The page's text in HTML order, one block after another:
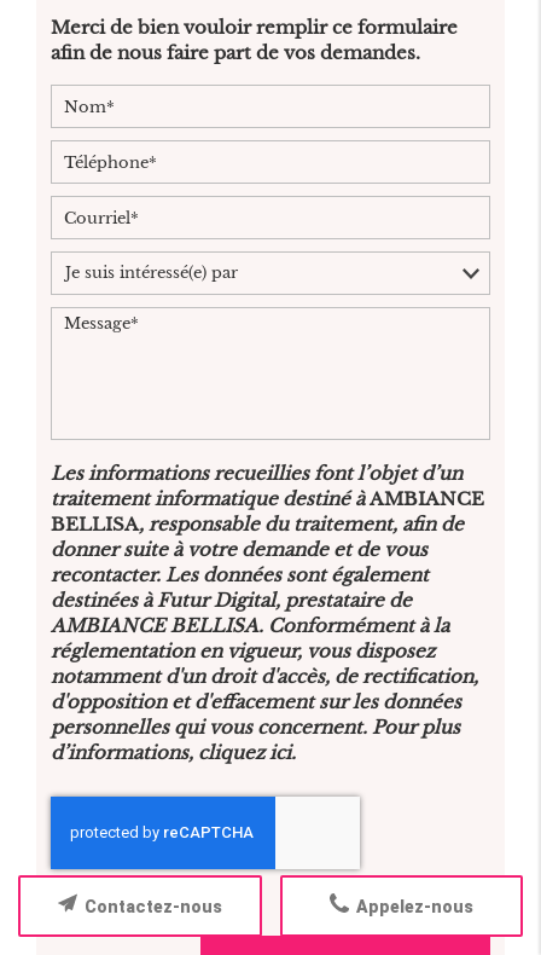
Merci de bien vouloir remplir ce formulaire
afin de nous faire part de vos demandes.
Les informations recueillies font l’objet d’un
traitement informatique destiné àAMBIANCE
BELLISA, responsable du traitement, afin de
donner suite à votre demande et de vous
recontacter. Les données sont également
destinées à Futur Digital, prestataire de
AMBIANCE BELLISA. Conformément à la
réglementation en vigueur, vous disposez
notamment d'un droit d'accès, de rectification,
d'opposition et d'effacement sur les données
personnelles qui vous concernent. Pour plus
d’informations, cliquezici.
Champs obligatoires
Appelez-nous
Contactez-nous